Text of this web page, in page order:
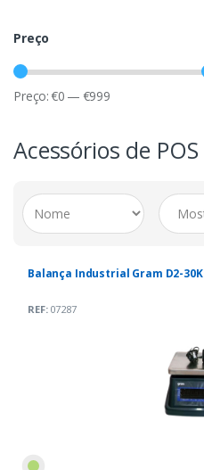
Preço
Preço:€0 — €999
Acessórios de POS
Balança Industrial Gram D2-30K
REF:07287